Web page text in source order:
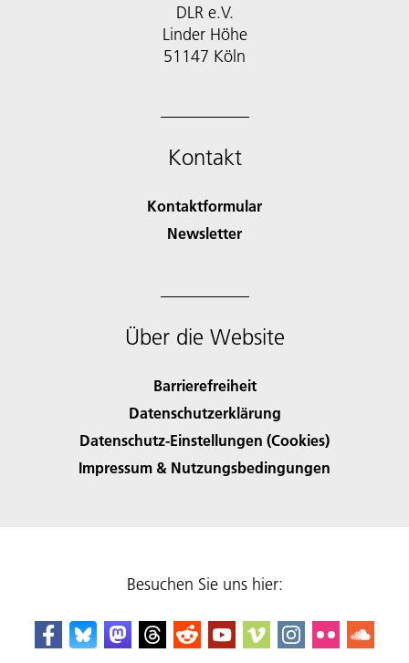
DLR e.V.
Linder Höhe
51147 Köln
Kontakt
Kontaktformular
Newsletter
Über die Website
Barrierefreiheit
Datenschutzerklärung
Datenschutz-Einstellungen (Cookies)
Impressum & Nutzungsbedingungen
Besuchen Sie uns hier: